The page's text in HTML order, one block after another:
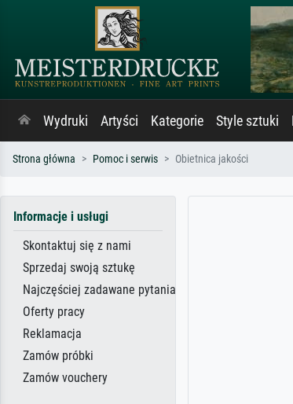
Wydruki Artyści Kategorie Style sztuki
Strona główna Pomoc i serwis Obietnica jakości
Informacje i usługi
Skontaktuj się z nami
Sprzedaj swoją sztukę
Najczęściej zadawane pytania
Oferty pracy
Reklamacja
Zamów próbki
Zamów vouchery